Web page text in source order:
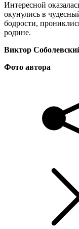
Интересной
окунулись в
бодрости,
родине.
Виктор
Фото автора